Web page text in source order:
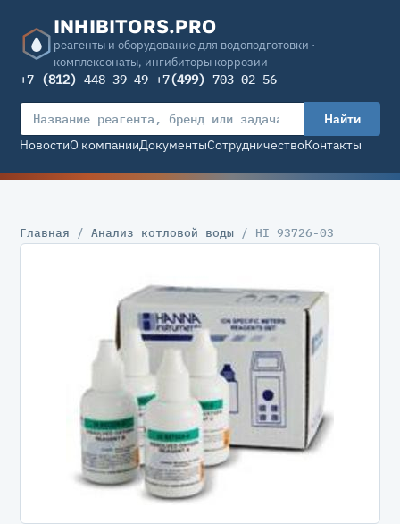
INHIBITORS.PRO
реагенты и оборудование для водоподготовки ·
комплексонаты, ингибиторы коррозии
+7 (812) 448-39-49 +7(499) 703-02-56
Найти
НовостиО компанииДокументыСотрудничествоКонтакты
Главная / Анализ котловой воды / HI 93726-03